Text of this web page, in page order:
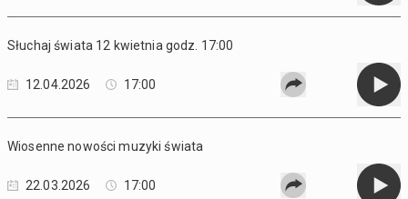
Słuchaj świata 12 kwietnia godz. 17:00
12.04.2026 17:00
Wiosenne nowości muzyki świata
22.03.2026 17:00